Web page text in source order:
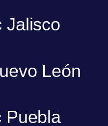
Jalisco
León
Puebla